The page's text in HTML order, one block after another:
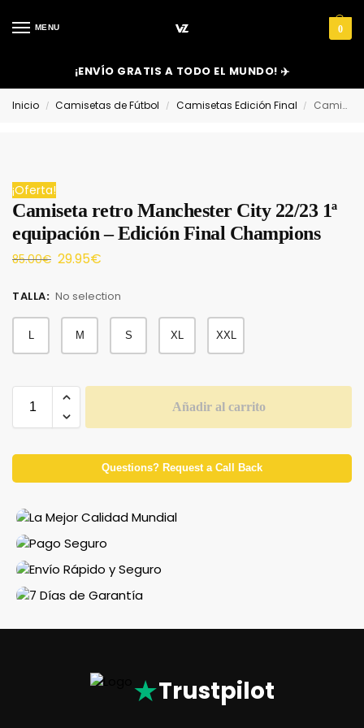
MENU 0
¡ENVÍO GRATIS A TODO EL MUNDO! ✈️
Inicio / Camisetas de Fútbol / Camisetas Edición Final / Camiseta retro Manchester City 22/23 1ª equipación – Edición Final Champions
¡Oferta!
Camiseta retro Manchester City 22/23 1ª
equipación – Edición Final Champions
85.00€ 29.95€
TALLA: No selection
L M S XL XXL
Añadir al carrito
Questions? Request a Call Back
★Trustpilot